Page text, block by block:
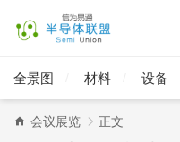
全景图 材料 设备
会议展览 正文